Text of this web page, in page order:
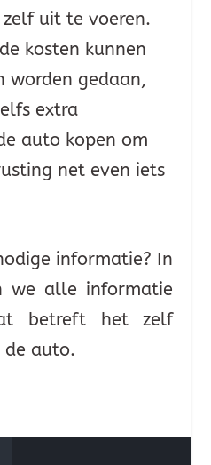
uit te voeren.
kosten kunnen
worden gedaan,
extra
auto kopen om
net even iets
informatie? In
we alle informatie
betreft het zelf
de auto.